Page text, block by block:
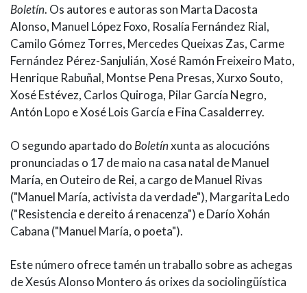
Boletín. Os autores e autoras son Marta Dacosta
Alonso, Manuel López Foxo, Rosalía Fernández Rial,
Camilo Gómez Torres, Mercedes Queixas Zas, Carme
Fernández Pérez-Sanjulián, Xosé Ramón Freixeiro Mato,
Henrique Rabuñal, Montse Pena Presas, Xurxo Souto,
Xosé Estévez, Carlos Quiroga, Pilar García Negro,
Antón Lopo e Xosé Lois García e Fina Casalderrey.
O segundo apartado do Boletínxunta as alocucións
pronunciadas o 17 de maio na casa natal de Manuel
María, en Outeiro de Rei, a cargo de Manuel Rivas
("Manuel María, activista da verdade"), Margarita Ledo
("Resistencia e dereito á renacenza") e Darío Xohán
Cabana ("Manuel María, o poeta").
Este número ofrece tamén un traballo sobre as achegas
de Xesús Alonso Montero ás orixes da sociolingüística